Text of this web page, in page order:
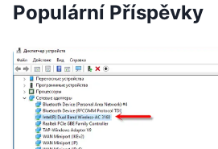
Populární Příspěvky